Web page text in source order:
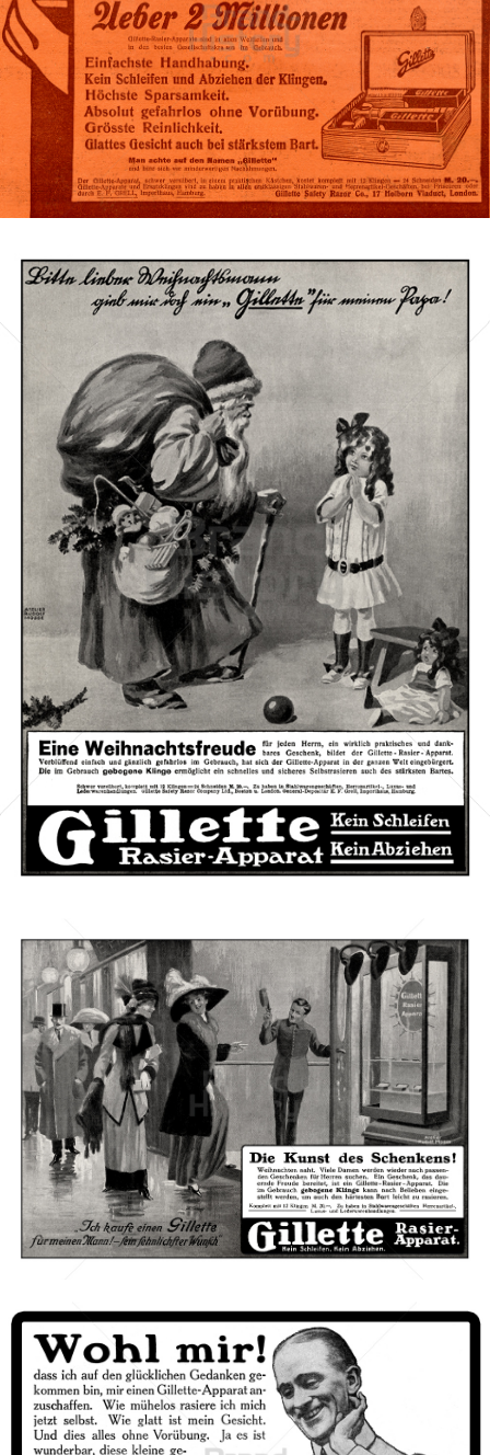
Gillette Gillette-Gruppe Österreich GmbH 1908
Bild-ID: 73511
Gillette Gillette-Gruppe Österreich GmbH 1911
Bild-ID: 42507
Gillette Gillette-Gruppe Österreich GmbH 1911
Bild-ID: 42297